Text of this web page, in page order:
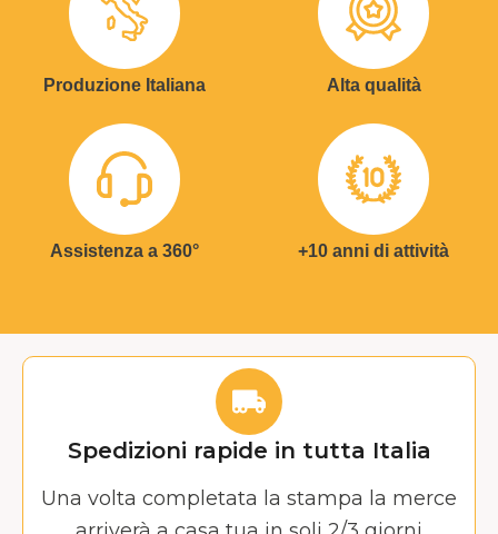
Produzione Italiana Alta qualità
Assistenza a 360° +10 anni di attività
Spedizioni rapide in tutta Italia
Una volta completata la stampa la merce